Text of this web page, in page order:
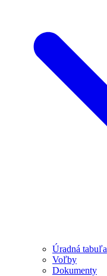
Úradná tabuľa
Voľby
Dokumenty